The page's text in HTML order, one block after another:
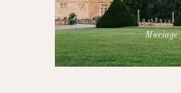
Mariage